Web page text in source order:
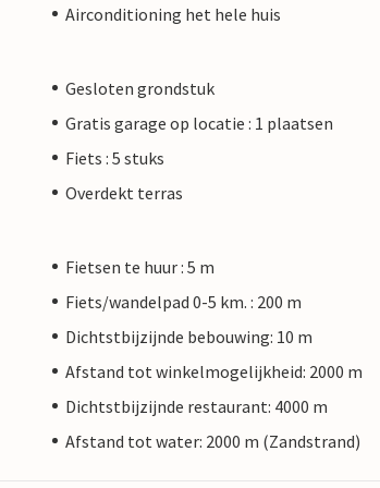
Airconditioning het hele huis
Gesloten grondstuk
Gratis garage op locatie : 1 plaatsen
Fiets : 5 stuks
Overdekt terras
Fietsen te huur : 5 m
Fiets/wandelpad 0-5 km. : 200 m
Dichtstbijzijnde bebouwing: 10 m
Afstand tot winkelmogelijkheid: 2000 m
Dichtstbijzijnde restaurant: 4000 m
Afstand tot water: 2000 m (Zandstrand)